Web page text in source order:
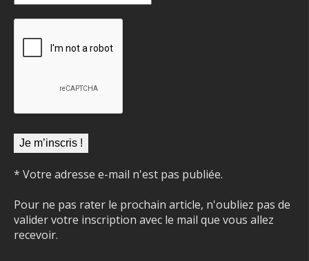
* Votre adresse e-mail n'est pas publiée.
Pour ne pas rater le prochain article, n'oubliez pas de
valider votre inscription avec le mail que vous allez
recevoir.